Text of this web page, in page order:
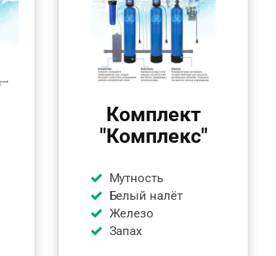
Комплект
"Комплекс"
Мутность
Белый налёт
Железо
Запах